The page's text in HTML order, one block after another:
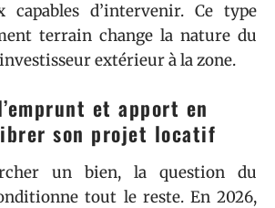
capables d’intervenir. Ce type
terrain change la nature du
extérieur à la zone.
et apport en
son projet locatif
un bien, la question du
tout le reste. En 2026,